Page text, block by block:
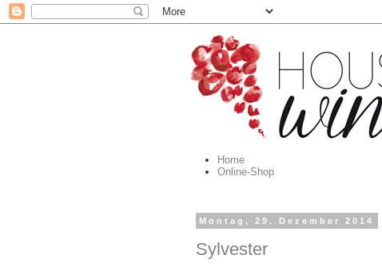
Home
Online-Shop
Montag, 29. Dezember 2014
Sylvester